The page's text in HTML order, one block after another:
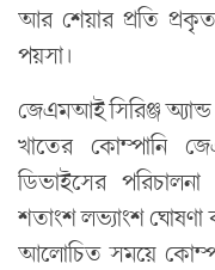
আর শেয়ার প্রতি
পয়সা।
জেএমআই সিরিঞ্জ
খাতের কোম্পানি
ডিভাইসের
শতাংশ লভ্যাংশ
আলোচিত সময়ে